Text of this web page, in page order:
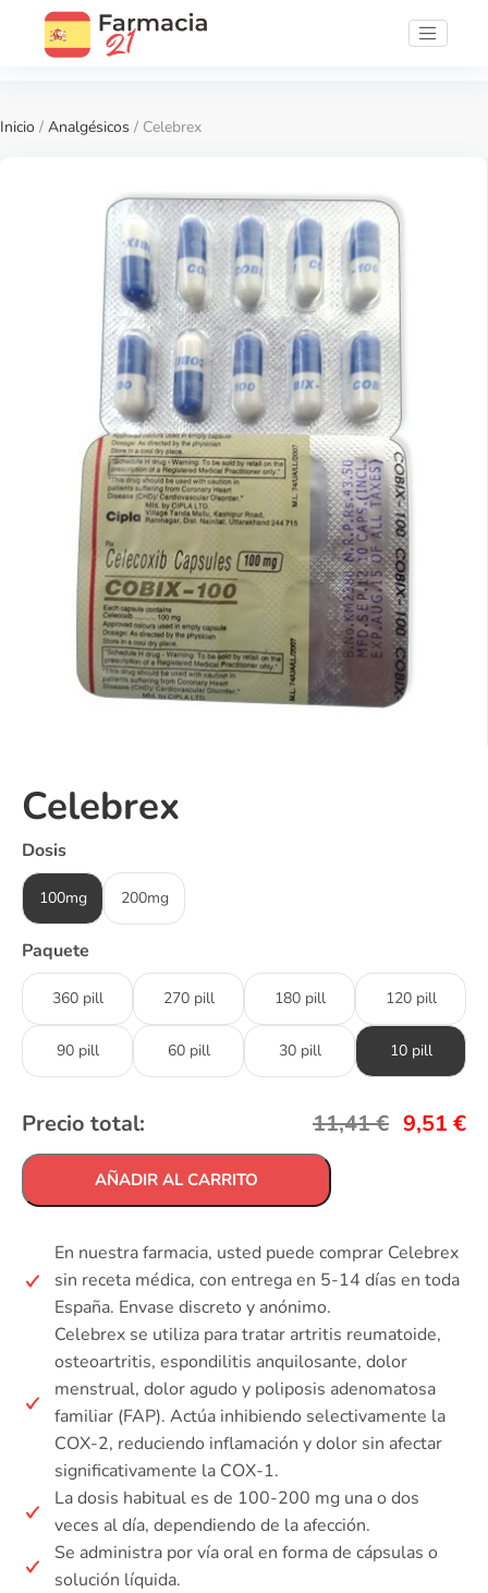
Inicio / Analgésicos / Celebrex
Celebrex
Dosis
100mg 200mg
Paquete
360 pill 270 pill 180 pill 120 pill
90 pill 60 pill 30 pill 10 pill
Precio total: 11,41€ 9,51 €
AÑADIR AL CARRITO
En nuestra farmacia, usted puede comprar Celebrex
sin receta médica, con entrega en 5-14 días en toda
España. Envase discreto y anónimo.
Celebrex se utiliza para tratar artritis reumatoide,
osteoartritis, espondilitis anquilosante, dolor
menstrual, dolor agudo y poliposis adenomatosa
familiar (FAP). Actúa inhibiendo selectivamente la
COX-2, reduciendo inflamación y dolor sin afectar
significativamente la COX-1.
La dosis habitual es de 100-200 mg una o dos
veces al día, dependiendo de la afección.
Se administra por vía oral en forma de cápsulas o
solución líquida.